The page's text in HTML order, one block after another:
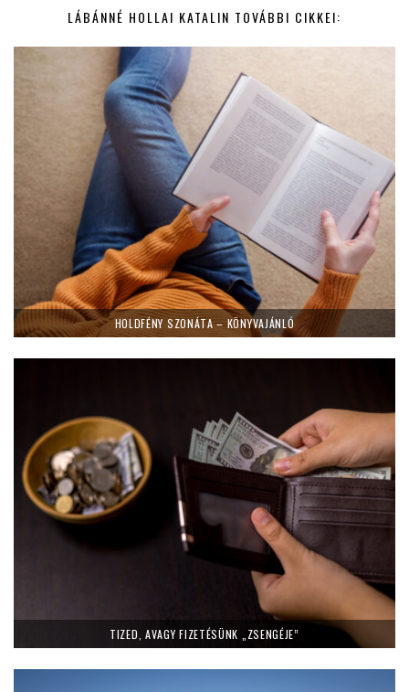
LÁBÁNNÉ HOLLAI KATALIN TOVÁBBI CIKKEI:
HOLDFÉNY SZONÁTA – KÖNYVAJÁNLÓ
TIZED, AVAGY FIZETÉSÜNK „ZSENGÉJE”